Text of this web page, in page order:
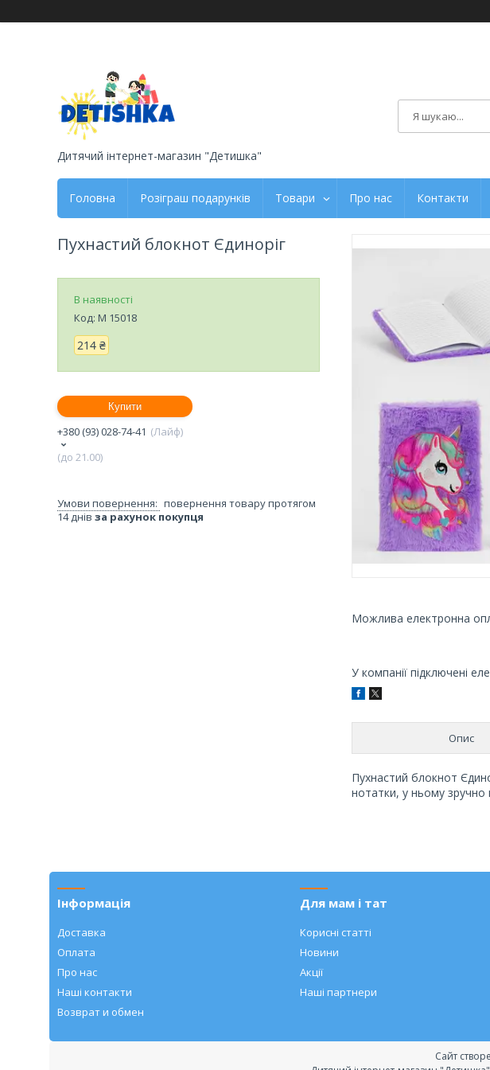
Дитячий інтернет-магазин "Детишка"
Головна Розіграш подарунків Товари Про нас Контакти
У компанії підключені
Опис
Пухнастий блокнот
нотатки, у ньому зручно
Пухнастий блокнот Єдиноріг
В наявності
Код: М 15018
214 ₴
Купити
+380 (93) 028-74-41
Лайф
(до 21.00)
повернення товару протягом
14 днів за рахунок покупця
Інформація
Доставка
Оплата
Про нас
Наші контакти
Возврат и обмен
Для мам і тат
Корисні статті
Новини
Акції
Наші партнери
Сайт